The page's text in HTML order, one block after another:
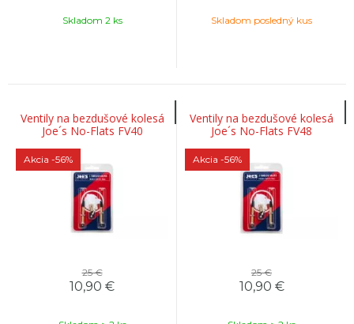
Skladom 2 ks Skladom posledný kus
Ventily na bezdušové kolesá
Joe´s No-Flats FV40
Akcia -56%
25 €
10,90 €
Ventily na bezdušové kolesá
Joe´s No-Flats FV48
Akcia -56%
25 €
10,90 €